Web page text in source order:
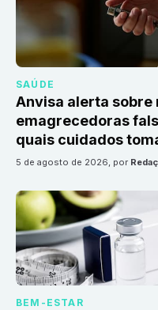
SAÚDE
Anvisa alerta sobre
emagrecedoras
quais cuidados
5 de agosto de 2026, por
BEM-ESTAR